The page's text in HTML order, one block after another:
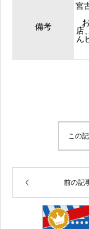
備考
宮
店
ん
この
前の記